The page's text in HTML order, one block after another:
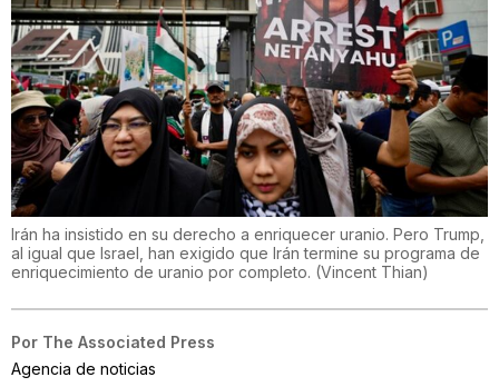
Irán ha insistido en su derecho a enriquecer uranio. Pero Trump,
al igual que Israel, han exigido que Irán termine su programa de
enriquecimiento de uranio por completo. (Vincent Thian)
Por The Associated Press
Agencia de noticias